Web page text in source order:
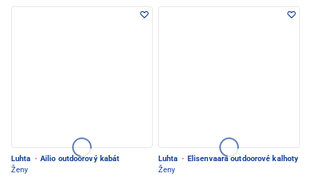
Luhta · Ailio outdoorový kabát
Ženy
Luhta · Elisenvaara outdoorové kalhoty
Ženy